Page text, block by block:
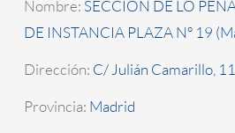
Nombre: SECCIÓN DE LO
DE INSTANCIA PLAZA Nº 19
Dirección: C/ Julián Camarillo,
Provincia: Madrid